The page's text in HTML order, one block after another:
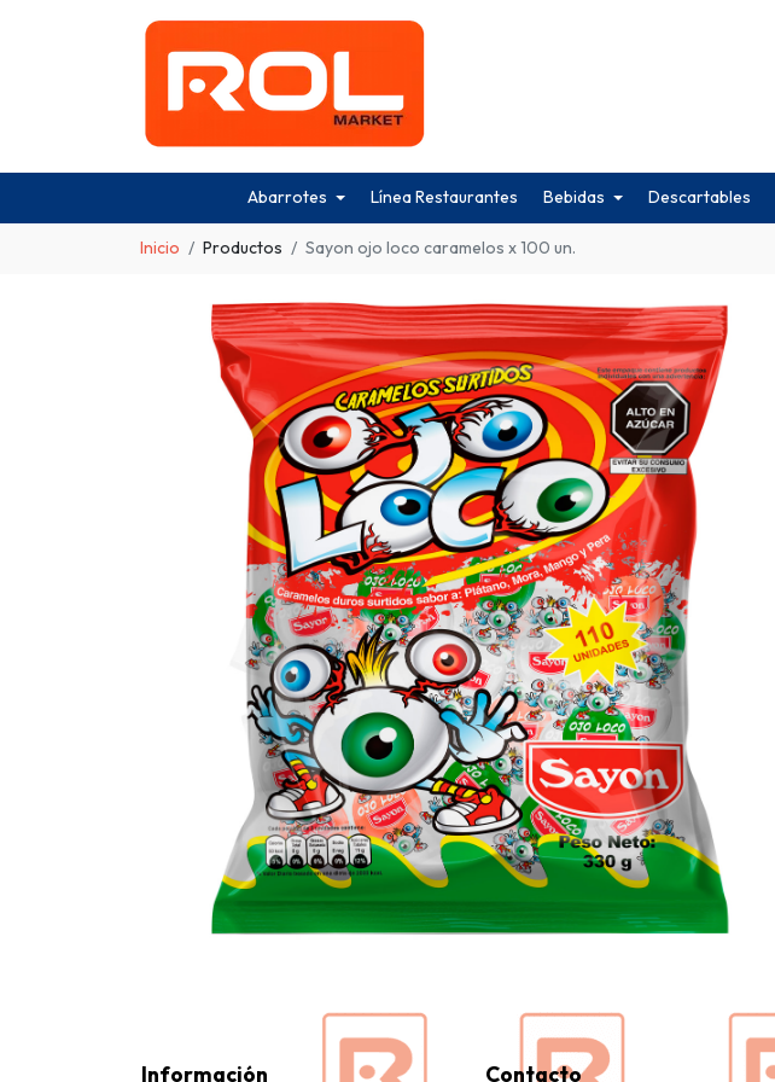
Abarrotes Línea Restaurantes Bebidas Descartables
Inicio Productos Sayon ojo loco caramelos x 100 un.
Información Contacto